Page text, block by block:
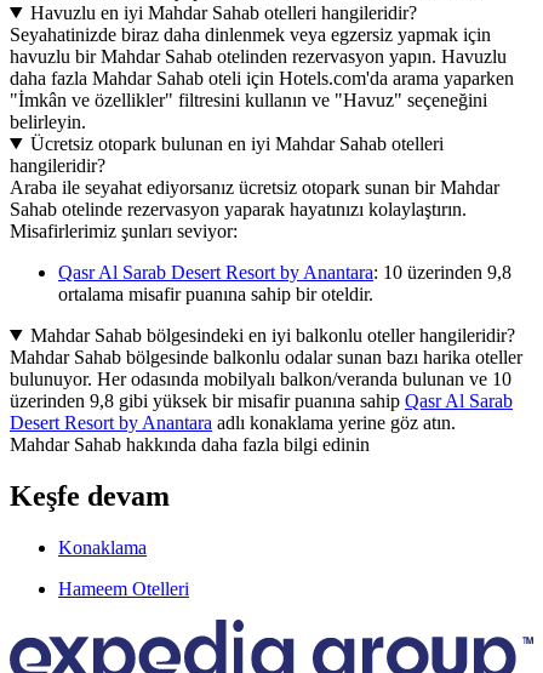
Havuzlu en iyi Mahdar Sahab otelleri hangileridir?
Seyahatinizde biraz daha dinlenmek veya egzersiz yapmak için
havuzlu bir Mahdar Sahab otelinden rezervasyon yapın. Havuzlu
daha fazla Mahdar Sahab oteli için Hotels.com'da arama yaparken
"İmkân ve özellikler" filtresini kullanın ve "Havuz" seçeneğini
belirleyin.
Ücretsiz otopark bulunan en iyi Mahdar Sahab otelleri
hangileridir?
Araba ile seyahat ediyorsanız ücretsiz otopark sunan bir Mahdar
Sahab otelinde rezervasyon yaparak hayatınızı kolaylaştırın.
Misafirlerimiz şunları seviyor:
Qasr Al Sarab Desert Resort by Anantara: 10 üzerinden 9,8
ortalama misafir puanına sahip bir oteldir.
Mahdar Sahab bölgesindeki en iyi balkonlu oteller hangileridir?
Mahdar Sahab bölgesinde balkonlu odalar sunan bazı harika oteller
bulunuyor. Her odasında mobilyalı balkon/veranda bulunan ve 10
üzerinden 9,8 gibi yüksek bir misafir puanına sahip Qasr Al Sarab
Desert Resort by Anantara adlı konaklama yerine göz atın.
Mahdar Sahab hakkında daha fazla bilgi edinin
Keşfe devam
Konaklama
Hameem Otelleri